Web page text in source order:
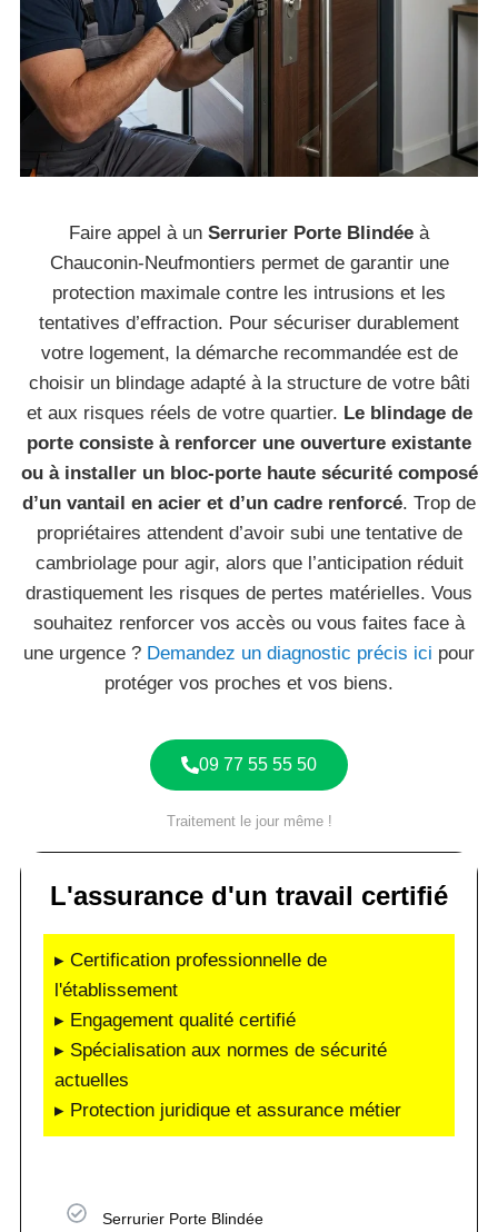
Faire appel à un Serrurier Porte Blindée à
Chauconin-Neufmontiers permet de garantir une
protection maximale contre les intrusions et les
tentatives d’effraction. Pour sécuriser durablement
votre logement, la démarche recommandée est de
choisir un blindage adapté à la structure de votre bâti
et aux risques réels de votre quartier. Le blindage de
porte consiste à renforcer une ouverture existante
ou à installer un bloc-porte haute sécurité composé
d’un vantail en acier et d’un cadre renforcé. Trop de
propriétaires attendent d’avoir subi une tentative de
cambriolage pour agir, alors que l’anticipation réduit
drastiquement les risques de pertes matérielles. Vous
souhaitez renforcer vos accès ou vous faites face à
une urgence ? Demandez un diagnostic précis ici pour
protéger vos proches et vos biens.
09 77 55 55 50
Traitement le jour même !
L'assurance d'un travail certifié
▸ Certification professionnelle de
l'établissement
▸ Engagement qualité certifié
▸ Spécialisation aux normes de sécurité
actuelles
▸ Protection juridique et assurance métier
Serrurier Porte Blindée